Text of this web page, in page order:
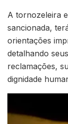
A tornozeleira
sancionada,
orientações
detalhando
reclamações,
dignidade